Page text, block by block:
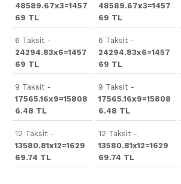
48589.67x3=1457
69 TL
6 Taksit -
24294.83x6=1457
69 TL
9 Taksit -
17565.16x9=15808
6.48 TL
12 Taksit -
13580.81x12=1629
69.74 TL
48589.67x3=1457
69 TL
6 Taksit -
24294.83x6=1457
69 TL
9 Taksit -
17565.16x9=15808
6.48 TL
12 Taksit -
13580.81x12=1629
69.74 TL